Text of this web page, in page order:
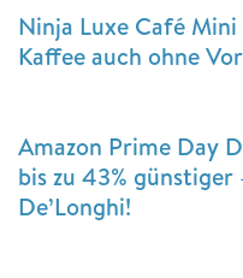
Ninja Luxe Café
Kaffee auch ohne
Amazon Prime Day
bis zu 43% günstiger
De’Longhi!